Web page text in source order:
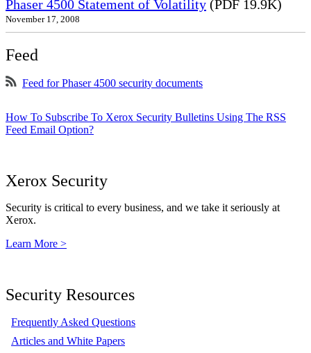
Phaser 4500 Statement of Volatility (PDF 19.9K)
November 17, 2008
Feed
Feed for Phaser 4500 security documents
How To Subscribe To Xerox Security Bulletins Using The RSS
Feed Email Option?
Xerox Security
Security is critical to every business, and we take it seriously at
Xerox.
Learn More >
Security Resources
Frequently Asked Questions
Articles and White Papers